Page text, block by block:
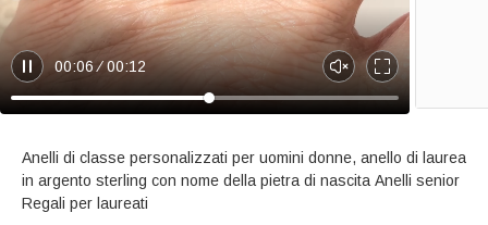
P
a
e
00:06 00:12
U
n
t
e
E
n
e
r
Anelli di classe personalizzati per uomini donne, anello di laurea
in argento sterling con nome della pietra di nascita Anelli senior
Regali per laureati